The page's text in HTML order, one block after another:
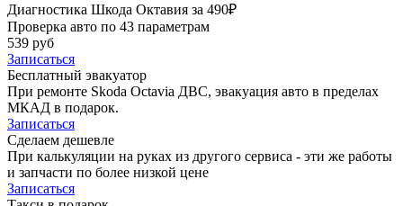
Диагностика Шкода Октавия за 490₽
Проверка авто по 43 параметрам
539 руб
Записаться
Бесплатный эвакуатор
При ремонте Skoda Octavia ДВС, эвакуация авто в пределах
МКАД в подарок.
Записаться
Сделаем дешевле
При калькуляции на руках из другого сервиса - эти же работы
и запчасти по более низкой цене
Записаться